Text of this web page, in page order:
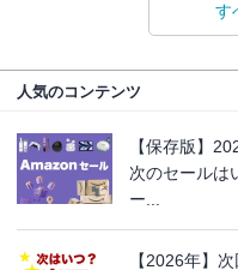
す
人気のコンテンツ
【保存版】
次のセールは
ー...
【2026年】